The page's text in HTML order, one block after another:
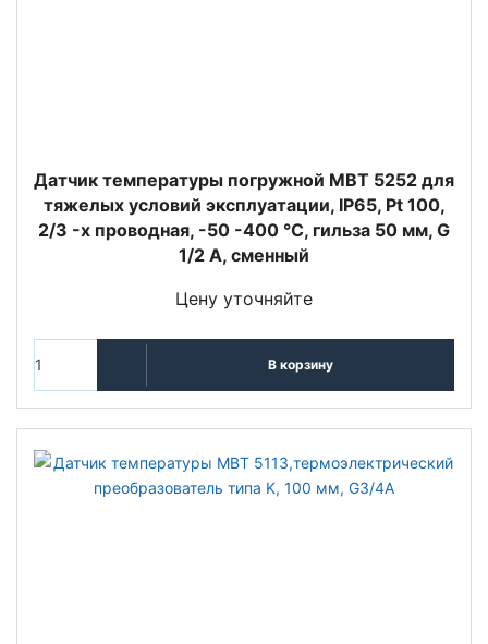
Датчик температуры погружной MBT 5252 для
тяжелых условий эксплуатации, IP65, Pt 100,
2/3 -х проводная, -50 -400 °C, гильза 50 мм, G
1/2 А, сменный
Цену уточняйте
В корзину